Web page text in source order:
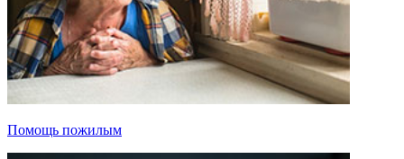
Помощь пожилым